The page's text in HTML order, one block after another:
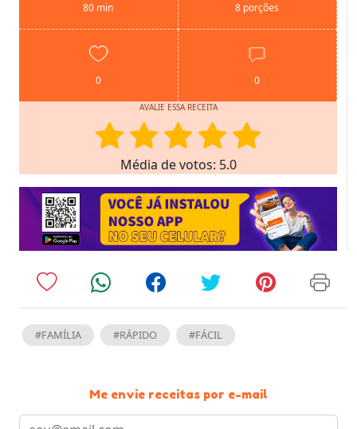
80 min 8 porções
0 0
AVALIE ESSA RECEITA
Média de votos: 5.0
#FAMÍLIA #RÁPIDO #FÁCIL
Me envie receitas por e-mail